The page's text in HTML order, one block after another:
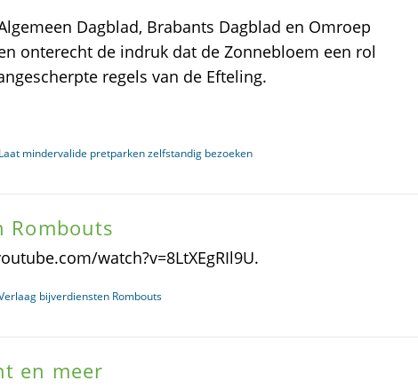
Dagblad, Brabants Dagblad en Omroep
onterecht de indruk dat de Zonnebloem een rol
regels van de Efteling.
Laat mindervalide pretparken zelfstandig bezoeken
Rombouts
watch?v=8LtXEgRIl9U.
bijverdiensten Rombouts
en meer